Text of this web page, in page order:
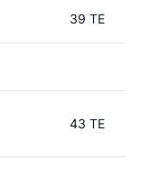
39 TE
43 TE